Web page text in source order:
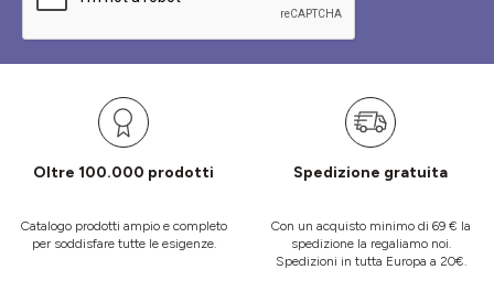
Oltre 100.000 prodotti
Catalogo prodotti ampio e completo
per soddisfare tutte le esigenze.
Spedizione gratuita
Con un acquisto minimo di 69 € la
spedizione la regaliamo noi.
Spedizioni in tutta Europa a 20€.